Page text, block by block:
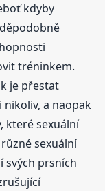
kdyby
tréninkem.
je přestat
a naopak
které sexuální
sexuální
svých prsních